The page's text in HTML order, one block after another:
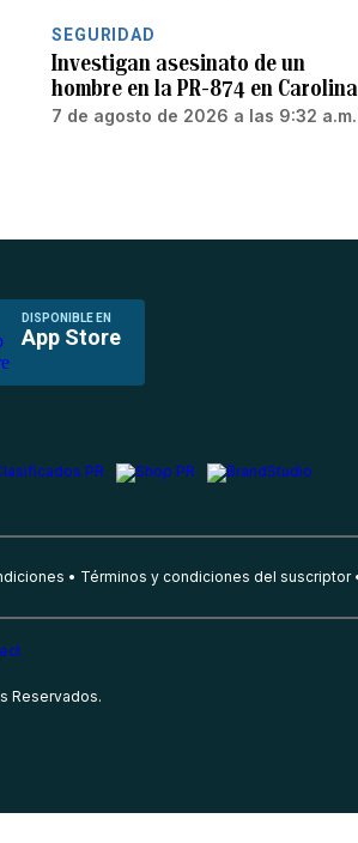
SEGURIDAD
Investigan asesinato de un
hombre en la PR-874 en Carolina
7 de agosto de 2026 a las 9:32 a.m.
DISPONIBLE EN
App Store
Términos y condiciones del suscriptor
Reservados.